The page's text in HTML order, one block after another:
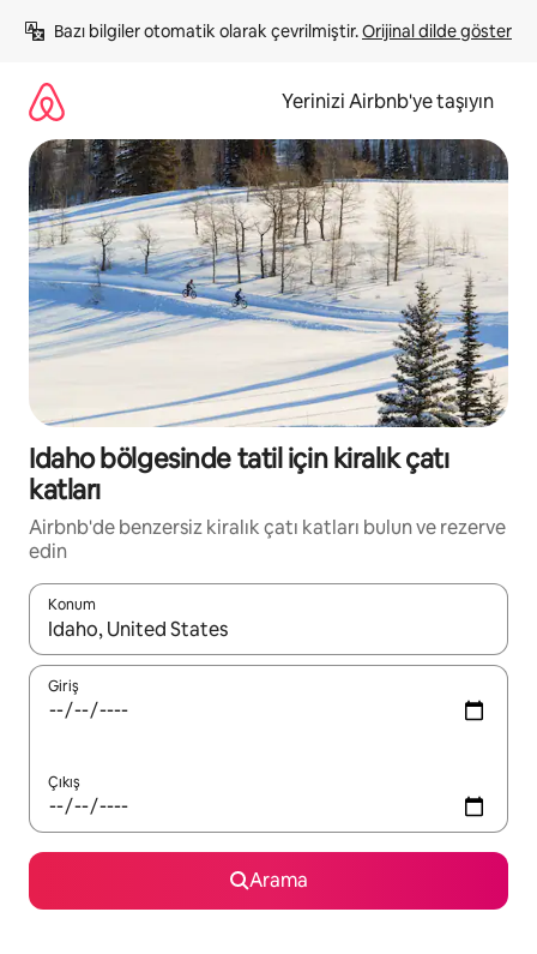
atla
Bazı bilgiler otomatik olarak çevrilmiştir. Orijinal dilde göster
Yerinizi Airbnb'ye taşıyın
Idaho bölgesinde tatil için kiralık çatı
katları
Airbnb'de benzersiz kiralık çatı katları bulun ve rezerve
edin
Konum
Sonuçlar kullanılabilir olduğunda yukarı ve aşağı oklarıyla
Giriş
Çıkış
Arama